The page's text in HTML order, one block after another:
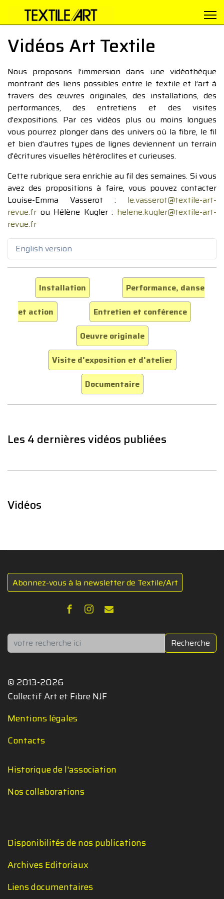
Vidéos Art Textile
Nous proposons l’immersion dans une vidéothèque
montrant des liens possibles entre le textile et l’art à
travers des œuvres originales, des installations, des
performances, des entretiens et des visites
d’expositions. Par ces vidéos plus ou moins longues
vous pourrez plonger dans des univers où la fibre, le fil
et bien d’autres types de lignes deviennent un terrain
d’écritures visuelles hétéroclites et curieuses.
Cette rubrique sera enrichie au fil des semaines. Si vous
avez des propositions à faire, vous pouvez contacter
Louise-Emma Vasserot : le.vasserot@textile-art-
revue.fr ou Hélène Kugler : helene.kugler@textile-art-
revue.fr
English version
Installation
Performance, danse
et action
Entretien et conférence
Oeuvre originale
Visite d'exposition et d'atelier
Documentaire
Les 4 dernières vidéos publiées
Vidéos
Abonnez-vous à la newsletter de Textile/Art
Rechercher Recherche
© 2013-2026
Collectif Art et Fibre NJF
Mentions légales
Contacts
Historique de l'association
Nos collaborations
Disponibilités de nos publications
Archives Editoriaux
Liens documentaires